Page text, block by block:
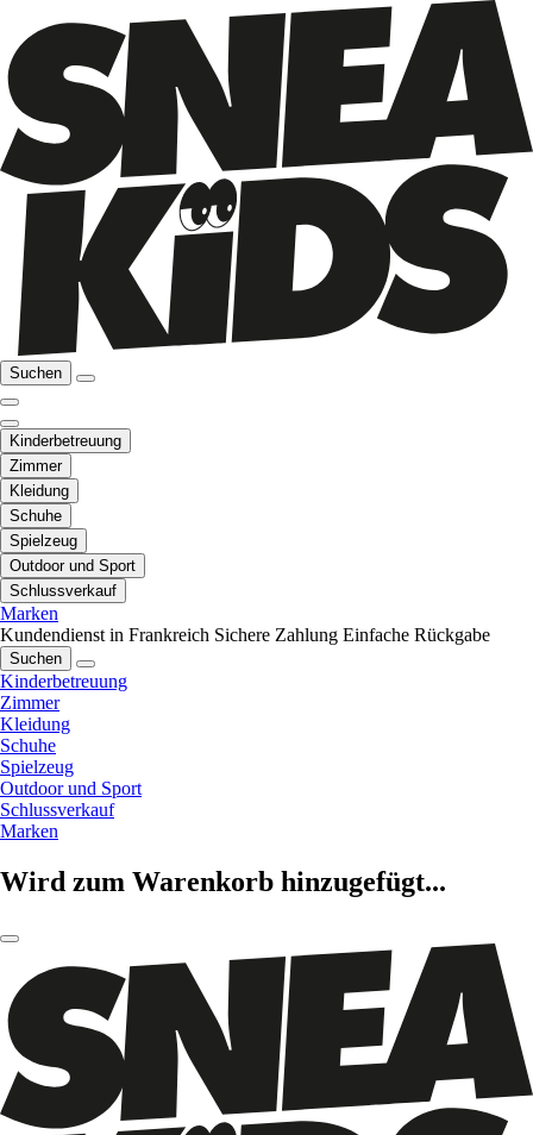
Suchen
Kinderbetreuung
Zimmer
Kleidung
Schuhe
Spielzeug
Outdoor und Sport
Schlussverkauf
Marken
Kundendienst in Frankreich Sichere Zahlung Einfache Rückgabe
Suchen
Kinderbetreuung
Zimmer
Kleidung
Schuhe
Spielzeug
Outdoor und Sport
Schlussverkauf
Marken
Wird zum Warenkorb hinzugefügt...